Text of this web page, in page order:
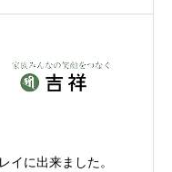
イに出来ました。